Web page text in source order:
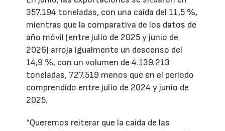
357.194 toneladas, con una caída del 11,5 %,
mientras que la comparativa de los datos de
año móvil (entre julio de 2025 y junio de
2026) arroja igualmente un descenso del
14,9 %, con un volumen de 4.139.213
toneladas, 727.519 menos que en el periodo
comprendido entre julio de 2024 y junio de
2025.
“Queremos reiterar que la caída de las